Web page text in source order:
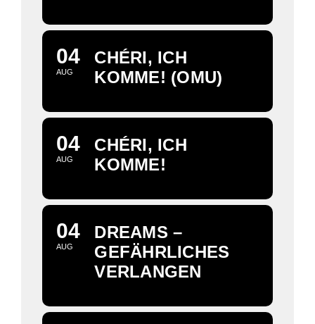
04
AUG
CHÉRI, ICH
KOMME! (OMU)
04
AUG
CHÉRI, ICH
KOMME!
04
AUG
DREAMS –
GEFÄHRLICHES
VERLANGEN